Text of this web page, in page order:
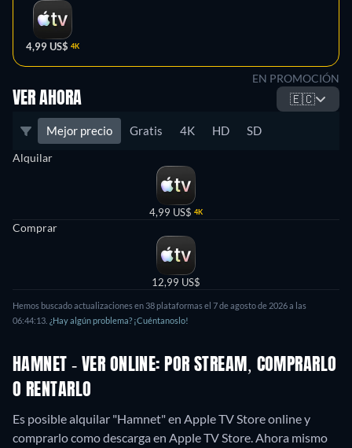
4,99 US$ 4K
EN PROMOCIÓN
VER AHORA 🇪🇨
Mejor precio Gratis 4K HD SD
Alquilar
4,99 US$ 4K
Comprar
12,99 US$
Hemos buscado actualizaciones en 38 plataformas el 7 de agosto de 2026 a las
06:44:13. ¿Hay algún problema? ¡Cuéntanoslo!
HAMNET - VER ONLINE: POR STREAM, COMPRARLO
O RENTARLO
Es posible alquilar "Hamnet" en Apple TV Store online y
comprarlo como descarga en Apple TV Store.Ahora mismo